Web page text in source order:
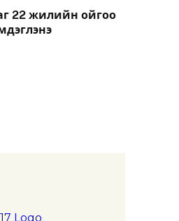
22 жилийн ойгоо